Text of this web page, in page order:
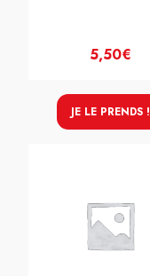
5,50€
JE LE PRENDS !